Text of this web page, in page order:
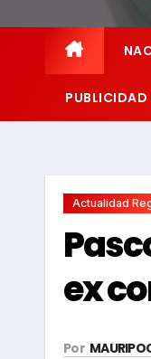
PUBLICIDAD
Actualidad
ex
Por